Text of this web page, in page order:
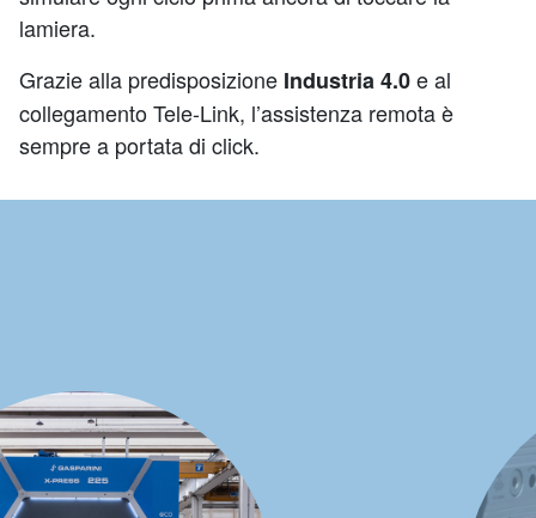
lamiera.
Grazie alla predisposizione Industria 4.0e al
collegamento Tele-Link, l’assistenza remota è
sempre a portata di click.